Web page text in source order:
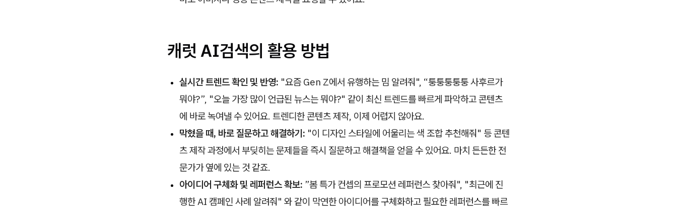
캐럿 AI검색의 활용 방법
실시간 트렌드 확인 및 반영: "요즘 Gen Z에서 유행하는 밈 알려줘", “퉁퉁퉁퉁퉁 사후르가
뭐야?”, "오늘 가장 많이 언급된 뉴스는 뭐야?" 같이 최신 트렌드를 빠르게 파악하고 콘텐츠
에 바로 녹여낼 수 있어요. 트렌디한 콘텐츠 제작, 이제 어렵지 않아요.
막혔을 때, 바로 질문하고 해결하기: "이 디자인 스타일에 어울리는 색 조합 추천해줘" 등 콘텐
츠 제작 과정에서 부딪히는 문제들을 즉시 질문하고 해결책을 얻을 수 있어요. 마치 든든한 전
문가가 옆에 있는 것 같죠.
아이디어 구체화 및 레퍼런스 확보: ”봄 특가 컨셉의 프로모션 레퍼런스 찾아줘", "최근에 진
행한 AI 캠페인 사례 알려줘" 와 같이 막연한 아이디어를 구체화하고 필요한 레퍼런스를 빠르